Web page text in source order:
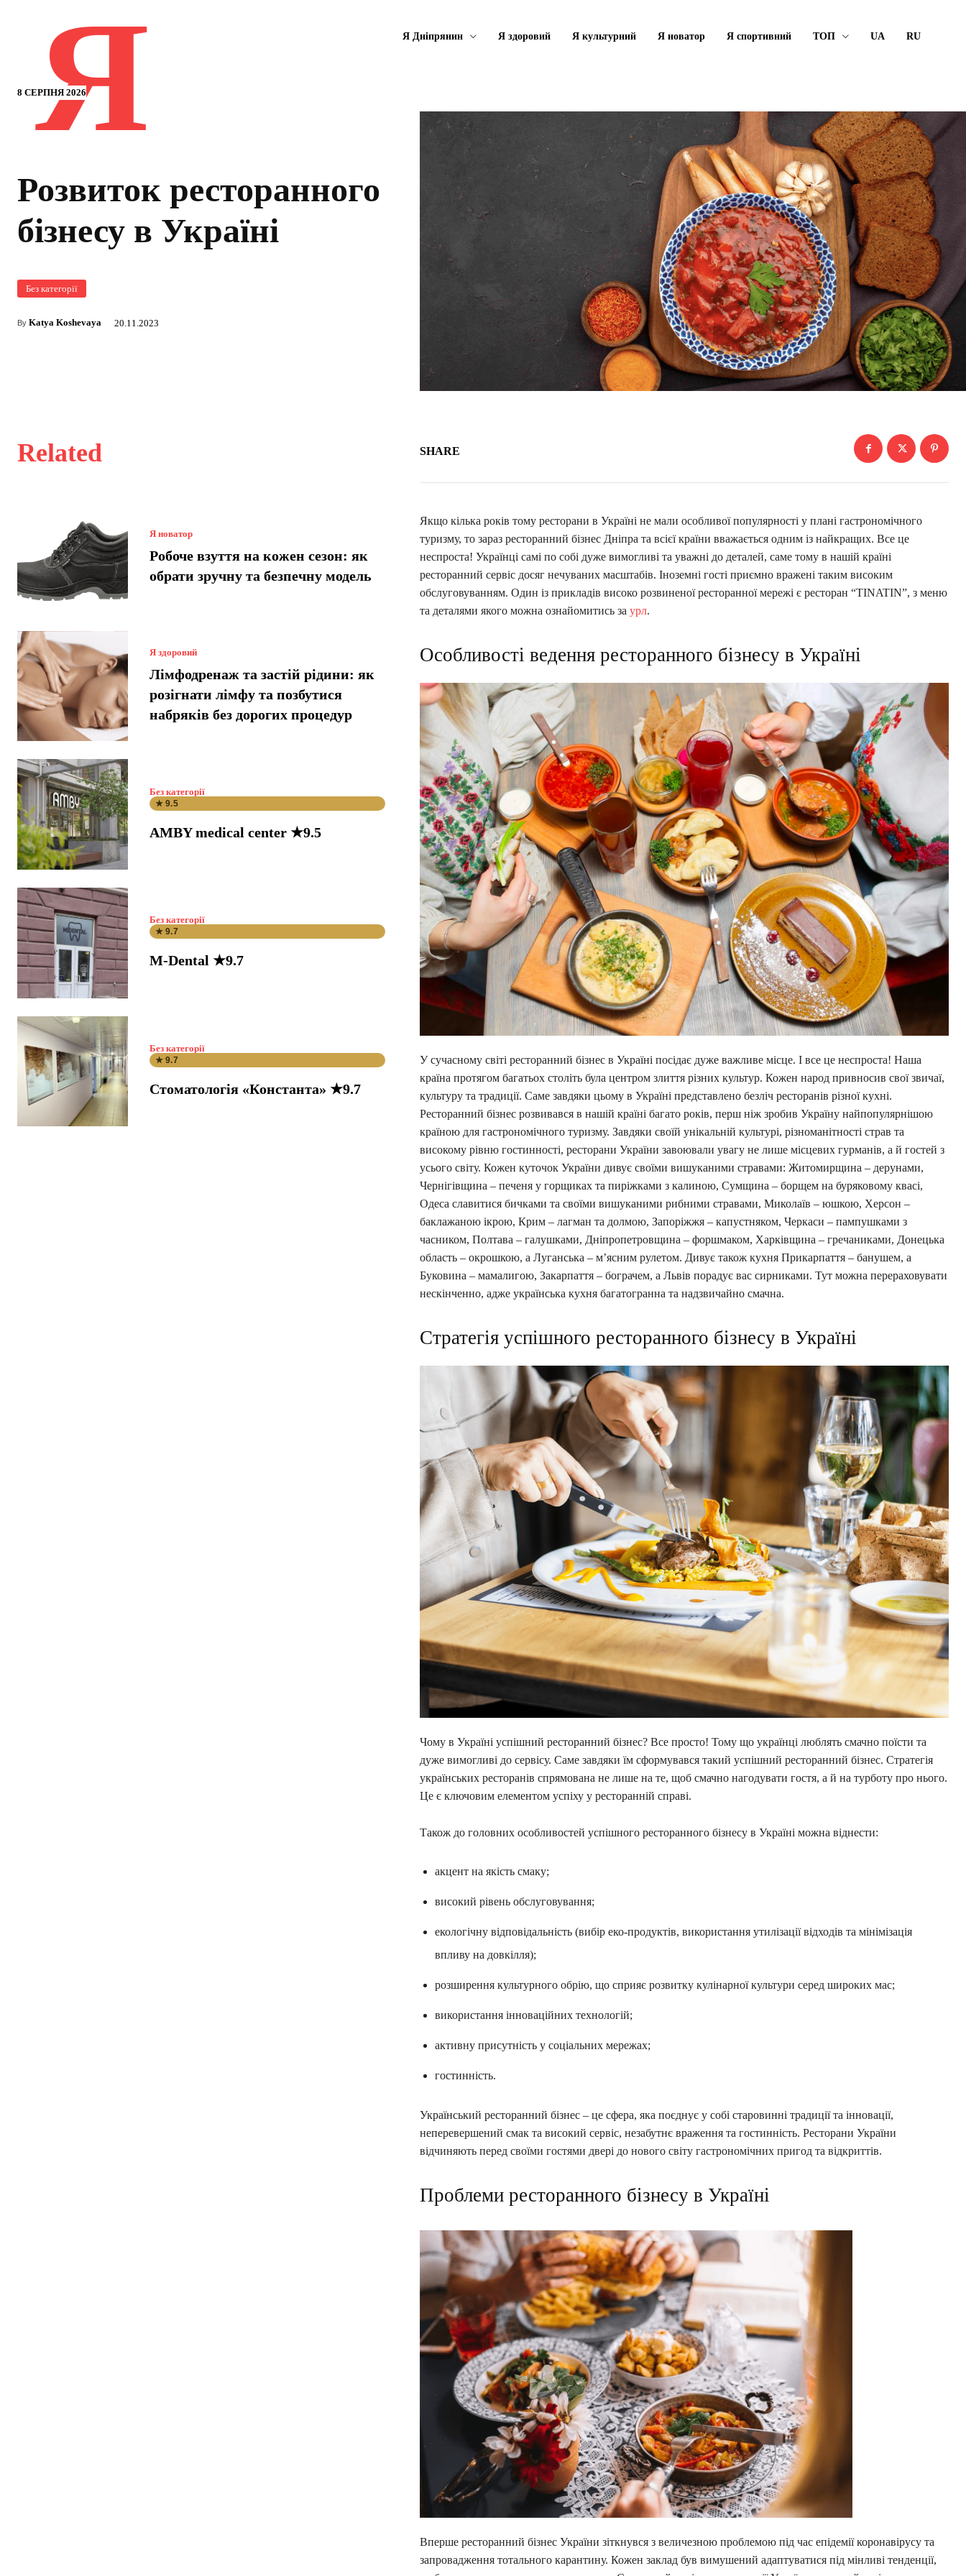
8 СЕРПНЯ 2026
Я Я Дніпрянин Я здоровий Я культурний Я новатор Я спортивний ТОП UA RU
Розвиток ресторанного
бізнесу в Україні
Без категорії
By Katya Koshevaya 20.11.2023
Related
Я новатор
Робоче взуття на кожен сезон: як
обрати зручну та безпечну модель
Я здоровий
Лімфодренаж та застій рідини: як
розігнати лімфу та позбутися
набряків без дорогих процедур
Без категорії
★ 9.5
AMBY medical center ★9.5
Без категорії
★ 9.7
M-Dental ★9.7
Без категорії
★ 9.7
Стоматологія «Константа» ★9.7
SHARE
Якщо кілька років тому ресторани в Україні не мали особливої популярності у плані гастрономічного
туризму, то зараз ресторанний бізнес Дніпра та всієї країни вважається одним із найкращих. Все це
неспроста! Українці самі по собі дуже вимогливі та уважні до деталей, саме тому в нашій країні
ресторанний сервіс досяг нечуваних масштабів. Іноземні гості приємно вражені таким високим
обслуговуванням. Один із прикладів високо розвиненої ресторанної мережі є ресторан “TINATIN”, з меню
та деталями якого можна ознайомитись за урл.
Особливості ведення ресторанного бізнесу в Україні
У сучасному світі ресторанний бізнес в Україні посідає дуже важливе місце. І все це неспроста! Наша
країна протягом багатьох століть була центром злиття різних культур. Кожен народ привносив свої звичаї,
культуру та традиції. Саме завдяки цьому в Україні представлено безліч ресторанів різної кухні.
Ресторанний бізнес розвивався в нашій країні багато років, перш ніж зробив Україну найпопулярнішою
країною для гастрономічного туризму. Завдяки своїй унікальній культурі, різноманітності страв та
високому рівню гостинності, ресторани України завоювали увагу не лише місцевих гурманів, а й гостей з
усього світу. Кожен куточок України дивує своїми вишуканими стравами: Житомирщина – дерунами,
Чернігівщина – печеня у горщиках та пиріжками з калиною, Сумщина – борщем на буряковому квасі,
Одеса славитися бичками та своїми вишуканими рибними стравами, Миколаїв – юшкою, Херсон –
баклажаною ікрою, Крим – лагман та долмою, Запоріжжя – капустняком, Черкаси – пампушками з
часником, Полтава – галушками, Дніпропетровщина – форшмаком, Харківщина – гречаниками, Донецька
область – окрошкою, а Луганська – м’ясним рулетом. Дивує також кухня Прикарпаття – банушем, а
Буковина – мамалигою, Закарпаття – бограчем, а Львів порадує вас сирниками. Тут можна перераховувати
нескінченно, адже українська кухня багатогранна та надзвичайно смачна.
Стратегія успішного ресторанного бізнесу в Україні
Чому в Україні успішний ресторанний бізнес? Все просто! Тому що українці люблять смачно поїсти та
дуже вимогливі до сервісу. Саме завдяки їм сформувався такий успішний ресторанний бізнес. Стратегія
українських ресторанів спрямована не лише на те, щоб смачно нагодувати гостя, а й на турботу про нього.
Це є ключовим елементом успіху у ресторанній справі.
Також до головних особливостей успішного ресторанного бізнесу в Україні можна віднести:
акцент на якість смаку;
високий рівень обслуговування;
екологічну відповідальність (вибір еко-продуктів, використання утилізації відходів та мінімізація
впливу на довкілля);
розширення культурного обрію, що сприяє розвитку кулінарної культури серед широких мас;
використання інноваційних технологій;
активну присутність у соціальних мережах;
гостинність.
Український ресторанний бізнес – це сфера, яка поєднує у собі старовинні традиції та інновації,
неперевершений смак та високий сервіс, незабутнє враження та гостинність. Ресторани України
відчиняють перед своїми гостями двері до нового світу гастрономічних пригод та відкриттів.
Проблеми ресторанного бізнесу в Україні
Вперше ресторанний бізнес України зіткнувся з величезною проблемою під час епідемії коронавірусу та
запровадження тотального карантину. Кожен заклад був вимушений адаптуватися під мінливі тенденції,